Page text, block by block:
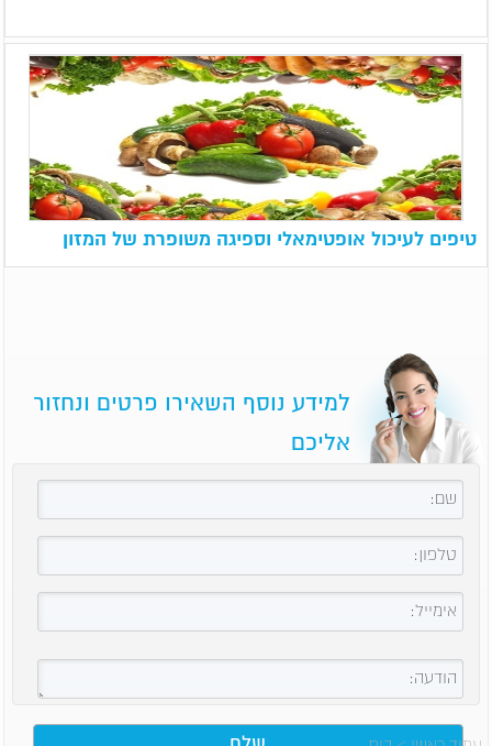
טיפים לעיכול אופטימאלי וספיגה משופרת של המזון
למידע נוסף השאירו פרטים ונחזור
אליכם